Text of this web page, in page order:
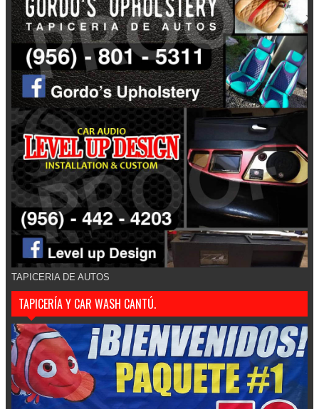
TAPICERIA DE AUTOS
TAPICERÍA Y CAR WASH CANTÚ.